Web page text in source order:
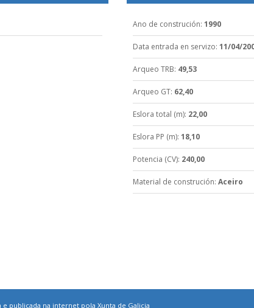
Ano de construción: 1990
Data entrada en servizo: 11/04/
Arqueo TRB: 49,53
Arqueo GT: 62,40
Eslora total (m): 22,00
Eslora PP (m): 18,10
Potencia (CV): 240,00
Material de construción: Aceiro
publicada na internet pola Xunta de Galicia